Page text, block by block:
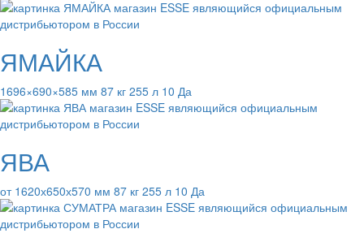
ЯМАЙКА
1696×690×585 мм 87 кг 255 л 10 Да
ЯВА
от 1620х650х570 мм 87 кг 255 л 10 Да